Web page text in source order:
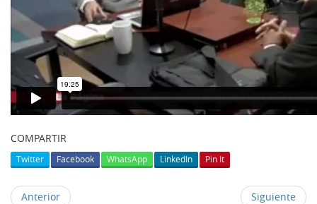
COMPARTIR
Twitter Facebook WhatsApp LinkedIn Pin It
Anterior Siguiente